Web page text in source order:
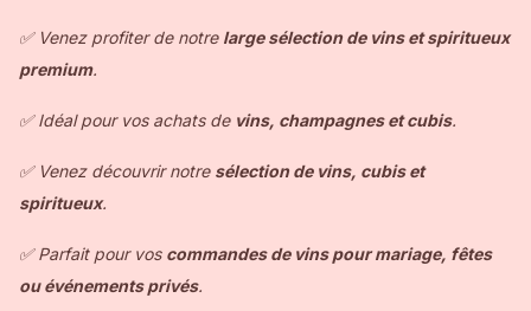
✅ Venez profiter de notre large sélection de vins et spiritueux
premium.
✅ Idéal pour vos achats de vins, champagnes et cubis.
✅ Venez découvrir notre sélection de vins, cubis et
spiritueux.
✅ Parfait pour vos commandes de vins pour mariage, fêtes
ou événements privés.